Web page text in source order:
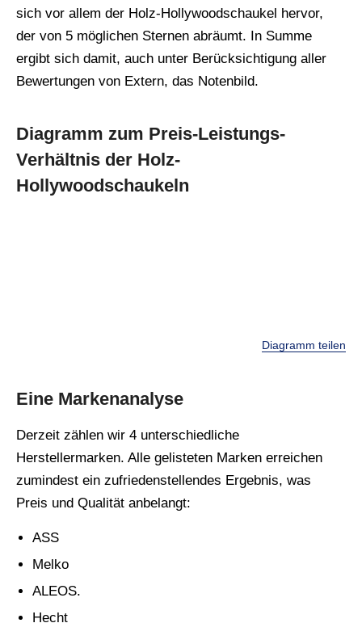
sich vor allem der Holz-Hollywoodschaukel hervor,
der von 5 möglichen Sternen abräumt. In Summe
ergibt sich damit, auch unter Berücksichtigung aller
Bewertungen von Extern, das Notenbild.
Diagramm zum Preis-Leistungs-
Verhältnis der Holz-
Hollywoodschaukeln
Diagramm teilen
Eine Markenanalyse
Derzeit zählen wir 4 unterschiedliche
Herstellermarken. Alle gelisteten Marken erreichen
zumindest ein zufriedenstellendes Ergebnis, was
Preis und Qualität anbelangt:
ASS
Melko
ALEOS.
Hecht